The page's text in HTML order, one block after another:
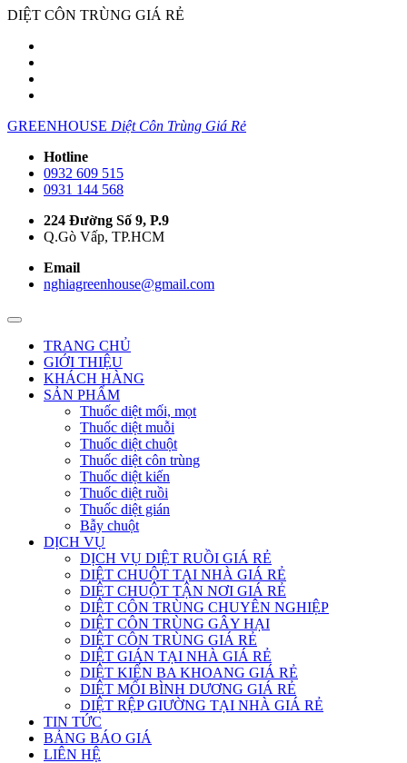
DIỆT CÔN TRÙNG GIÁ RẺ
GREENHOUSE Diệt Côn Trùng Giá Rẻ
Hotline
0932 609 515
0931 144 568
224 Đường Số 9, P.9
Q.Gò Vấp, TP.HCM
Email
nghiagreenhouse@gmail.com
TRANG CHỦ
GIỚI THIỆU
KHÁCH HÀNG
SẢN PHẨM
Thuốc diệt mối, mọt
Thuốc diệt muỗi
Thuốc diệt chuột
Thuốc diệt côn trùng
Thuốc diệt kiến
Thuốc diệt ruồi
Thuốc diệt gián
Bẫy chuột
DỊCH VỤ
DỊCH VỤ DIỆT RUỒI GIÁ RẺ
DIỆT CHUỘT TẠI NHÀ GIÁ RẺ
DIỆT CHUỘT TẬN NƠI GIÁ RẺ
DIỆT CÔN TRÙNG CHUYÊN NGHIỆP
DIỆT CÔN TRÙNG GÂY HẠI
DIỆT CÔN TRÙNG GIÁ RẺ
DIỆT GIÁN TẠI NHÀ GIÁ RẺ
DIỆT KIẾN BA KHOANG GIÁ RẺ
DIỆT MỐI BÌNH DƯƠNG GIÁ RẺ
DIỆT RỆP GIƯỜNG TẠI NHÀ GIÁ RẺ
TIN TỨC
BẢNG BÁO GIÁ
LIÊN HỆ